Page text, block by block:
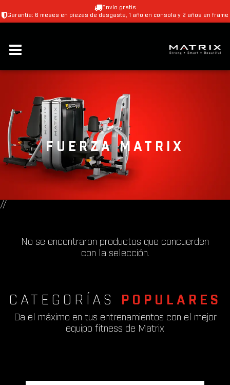
Envío gratis
Garantía: 6 meses en piezas de desgaste, 1 año en consola y 2 años en frame
FUERZA MATRIX
//
No se encontraron productos que concuerden
con la selección.
CATEGORÍAS POPULARES
Da el máximo en tus entrenamientos con el mejor
equipo fitness de Matrix